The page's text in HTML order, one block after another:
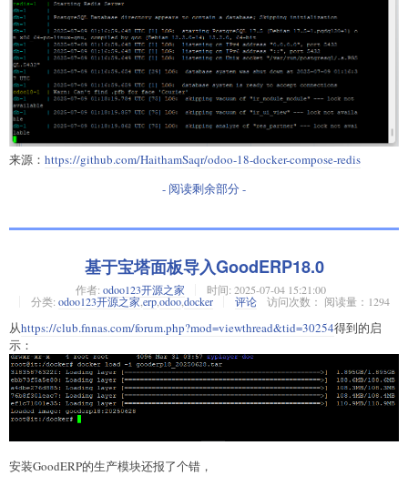
来源： https://github.com/HaithamSaqr/odoo-18-docker-compose-redis
- 阅读剩余部分 -
基于宝塔面板导入GoodERP18.0
作者: odoo123开源之家 时间: 2025-07-04 15:21:00
分类: odoo123开源之家 erp,odoo,docker 评论 访问次数： 阅读量：1294
从https://club.fnnas.com/forum.php?mod=viewthread&tid=30254得到的启
示：
安装GoodERP的生产模块还报了个错，